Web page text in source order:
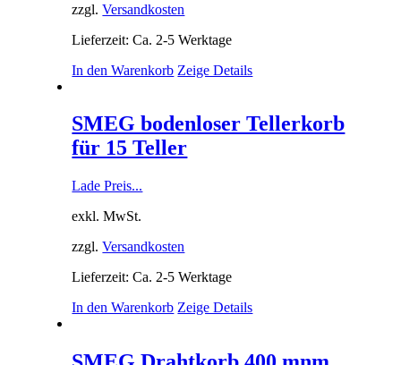
zzgl.Versandkosten
Lieferzeit: Ca. 2-5 Werktage
In den Warenkorb Zeige Details
SMEG bodenloser Tellerkorb
für 15 Teller
Lade Preis...
exkl. MwSt.
zzgl.Versandkosten
Lieferzeit: Ca. 2-5 Werktage
In den Warenkorb Zeige Details